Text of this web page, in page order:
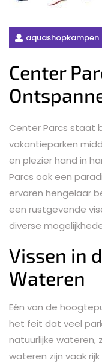
aquashopkampen
Center
Center Parcs staat
vakantieparken
en plezier hand in
Parcs ook een
ervaren hengelaar
een rustgevende
diverse
Vissen in
Wateren
Eén van de
het feit dat veel
natuurlijke wateren,
wateren zijn vaak